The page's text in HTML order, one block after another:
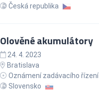
Česká republika
Olověné akumulátory
24. 4. 2023
Bratislava
Oznámení zadávacího řízení
Slovensko